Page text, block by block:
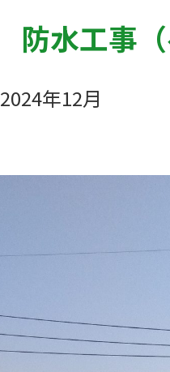
防水工事
2024年12月